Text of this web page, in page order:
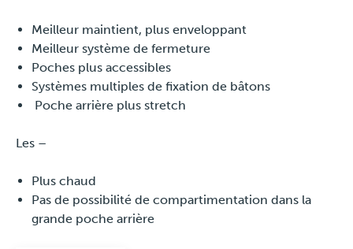
Meilleur maintient, plus enveloppant
Meilleur système de fermeture
Poches plus accessibles
Systèmes multiples de fixation de bâtons
Poche arrière plus stretch
Les –
Plus chaud
Pas de possibilité de compartimentation dans la
grande poche arrière